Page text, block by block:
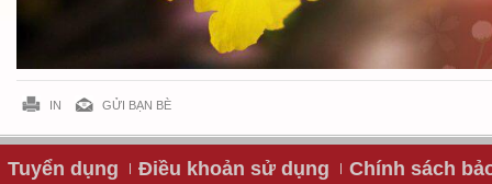
IN GỬI BẠN BÈ
Tuyển dụng Điều khoản sử dụng Chính sách